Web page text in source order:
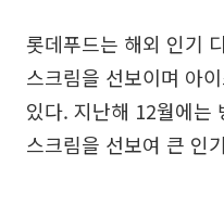
롯데푸드는 해외 인기
스크림을 선보이며 아
있다. 지난해 12월에는
스크림을 선보여 큰 인